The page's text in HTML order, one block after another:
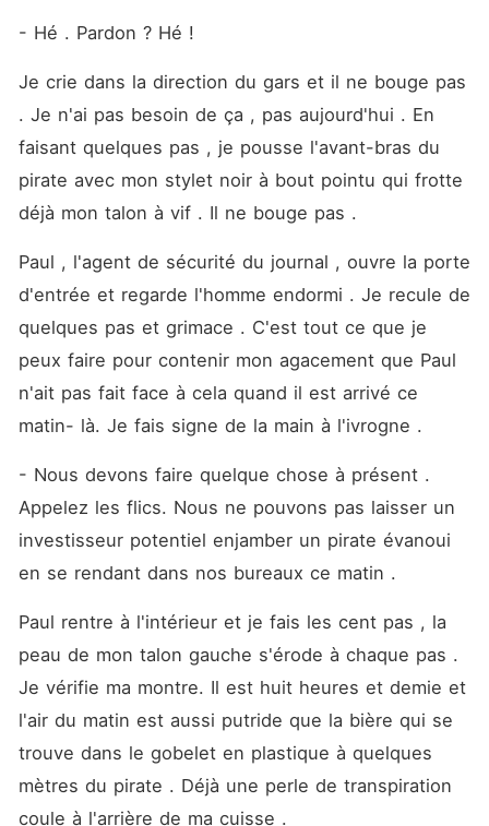
- Hé . Pardon ? Hé !
Je crie dans la direction du gars et il ne bouge pas
. Je n'ai pas besoin de ça , pas aujourd'hui . En
faisant quelques pas , je pousse l'avant-bras du
pirate avec mon stylet noir à bout pointu qui frotte
déjà mon talon à vif . Il ne bouge pas .
Paul , l'agent de sécurité du journal , ouvre la porte
d'entrée et regarde l'homme endormi . Je recule de
quelques pas et grimace . C'est tout ce que je
peux faire pour contenir mon agacement que Paul
n'ait pas fait face à cela quand il est arrivé ce
matin- là. Je fais signe de la main à l'ivrogne .
- Nous devons faire quelque chose à présent .
Appelez les flics. Nous ne pouvons pas laisser un
investisseur potentiel enjamber un pirate évanoui
en se rendant dans nos bureaux ce matin .
Paul rentre à l'intérieur et je fais les cent pas , la
peau de mon talon gauche s'érode à chaque pas .
Je vérifie ma montre. Il est huit heures et demie et
l'air du matin est aussi putride que la bière qui se
trouve dans le gobelet en plastique à quelques
mètres du pirate . Déjà une perle de transpiration
coule à l'arrière de ma cuisse .